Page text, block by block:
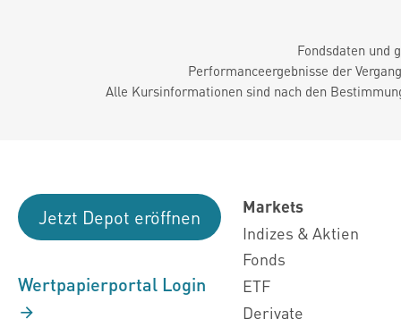
Fondsdaten und
Performanceergebnisse der
Alle Kursinformationen sind nach den
Jetzt Depot eröffnen
Wertpapierportal Login
Markets
Indizes & Aktien
Fonds
ETF
Derivate